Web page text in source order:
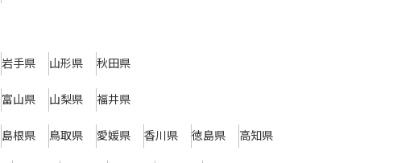
岩手県 山形県 秋田県
富山県 山梨県 福井県
島根県 鳥取県 愛媛県 香川県 徳島県 高知県